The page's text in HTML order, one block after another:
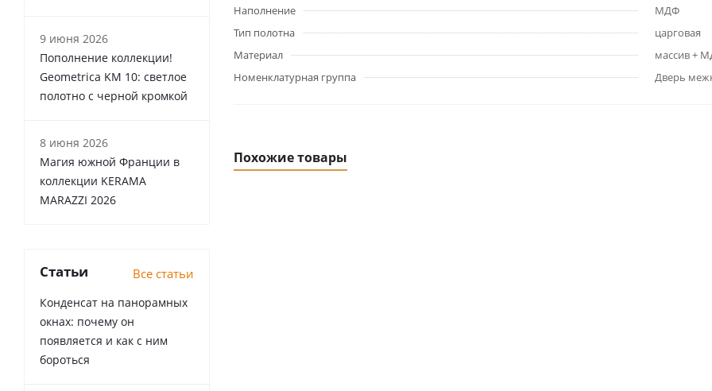
Наполнение
МДФ
Тип полотна
царговая
Материал
массив +
Номенклатурная группа
Дверь
Похожие товары
9 июня 2026
Пополнение коллекции!
Geometrica KM 10: светлое
полотно с черной кромкой
8 июня 2026
Магия южной Франции в
коллекции KERAMA
MARAZZI 2026
Статьи Все статьи
Конденсат на панорамных
окнах: почему он
появляется и как с ним
бороться